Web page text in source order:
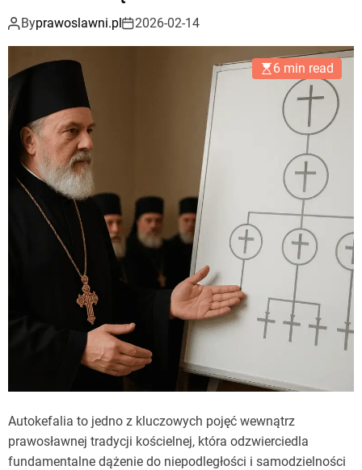
Byprawoslawni.pl 2026-02-14
6 min read
Autokefalia to jedno z kluczowych pojęć wewnątrz
prawosławnej tradycji kościelnej, która odzwierciedla
fundamentalne dążenie do niepodległości i samodzielności